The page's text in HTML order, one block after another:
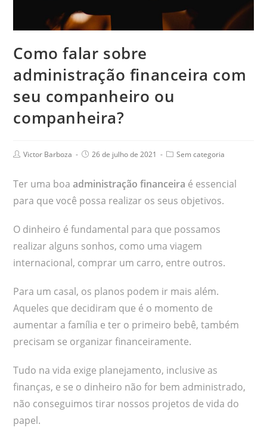
Como falar sobre
administração financeira com
seu companheiro ou
companheira?
Victor Barboza 26 de julho de 2021 Sem categoria
Ter uma boa administração financeira é essencial
para que você possa realizar os seus objetivos.
O dinheiro é fundamental para que possamos
realizar alguns sonhos, como uma viagem
internacional, comprar um carro, entre outros.
Para um casal, os planos podem ir mais além.
Aqueles que decidiram que é o momento de
aumentar a família e ter o primeiro bebê, também
precisam se organizar financeiramente.
Tudo na vida exige planejamento, inclusive as
finanças, e se o dinheiro não for bem administrado,
não conseguimos tirar nossos projetos de vida do
papel.